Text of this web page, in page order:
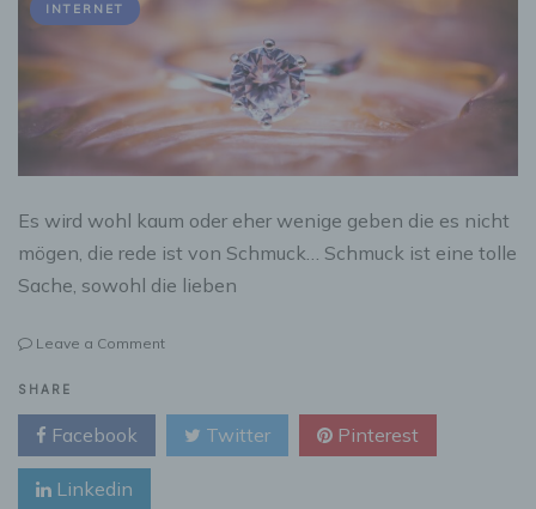
INTERNET
Es wird wohl kaum oder eher wenige geben die es nicht
mögen, die rede ist von Schmuck… Schmuck ist eine tolle
Sache, sowohl die lieben
Leave a Commenton
Schmuck
SHARE
Facebook Twitter Pinterest
Linkedin